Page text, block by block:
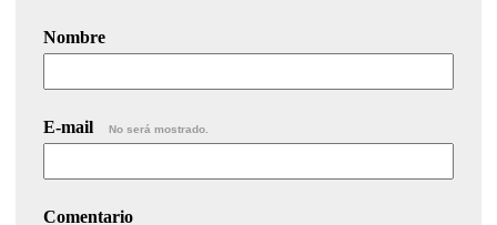
Nombre
E-mail No será mostrado.
Comentario